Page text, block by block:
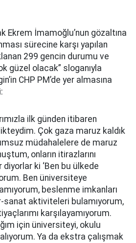
Ekrem İmamoğlu’nun gözaltına
sürecine karşı yapılan
299 gencin durumu ve
güzel olacak” sloganıyla
CHP PM’de yer almasına
ilk günden itibaren
Çok gaza maruz kaldık
müdahalelere de maruz
onların itirazlarını
ki ‘Ben bu ülkede
Ben üniversiteye
beslenme imkanları
sanat aktiviteleri bulamıyorum,
karşılayamıyorum.
için üniversiteyi, okulu
Ya da ekstra çalışmak